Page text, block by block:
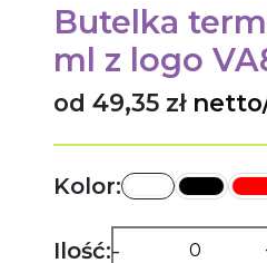
Butelka
ml z logo
od 49,35 zł
Kolor:
Ilość:-